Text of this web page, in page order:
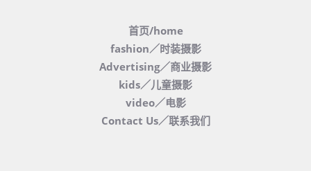
首页/home
fashion／时装摄影
Advertising／商业摄影
kids／儿童摄影
video／电影
Contact Us／联系我们